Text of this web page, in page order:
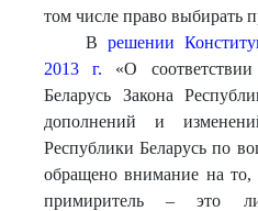
том числе право выбирать
В решении
2013 г. «О
Беларусь Закона
дополнений и
Республики Беларусь по
обращено внимание на то,
примиритель – это